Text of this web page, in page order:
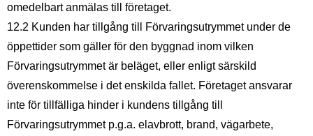
omedelbart anmälas till företaget.
12.2 Kunden har tillgång till Förvaringsutrymmet under de
öppettider som gäller för den byggnad inom vilken
Förvaringsutrymmet är beläget, eller enligt särskild
överenskommelse i det enskilda fallet. Företaget ansvarar
inte för tillfälliga hinder i kundens tillgång till
Förvaringsutrymmet p.g.a. elavbrott, brand, vägarbete,